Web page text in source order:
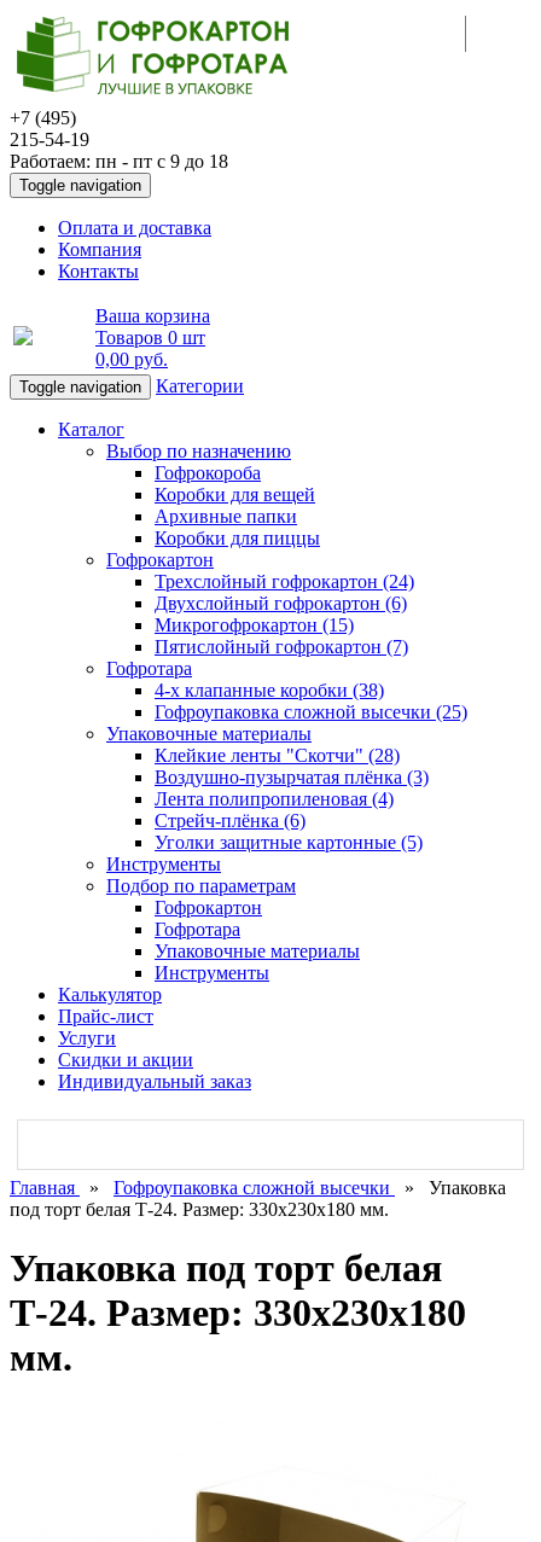
+7 (495)
215-54-19
Работаем: пн - пт с 9 до 18
Toggle navigation
Оплата и доставка
Компания
Контакты
Ваша корзина
Товаров 0 шт
0,00 руб.
Toggle navigation Категории
Каталог
Выбор по назначению
Гофрокороба
Коробки для вещей
Архивные папки
Коробки для пиццы
Гофрокартон
Трехслойный гофрокартон (24)
Двухслойный гофрокартон (6)
Микрогофрокартон (15)
Пятислойный гофрокартон (7)
Гофротара
4-х клапанные коробки (38)
Гофроупаковка сложной высечки (25)
Упаковочные материалы
Клейкие ленты "Скотчи" (28)
Воздушно-пузырчатая плёнка (3)
Лента полипропиленовая (4)
Стрейч-плёнка (6)
Уголки защитные картонные (5)
Инструменты
Подбор по параметрам
Гофрокартон
Гофротара
Упаковочные материалы
Инструменты
Калькулятор
Прайс-лист
Услуги
Скидки и акции
Индивидуальный заказ
Главная » Гофроупаковка сложной высечки » Упаковка
под торт белая Т-24. Размер: 330х230х180 мм.
Упаковка под торт белая
Т-24. Размер: 330х230х180
мм.